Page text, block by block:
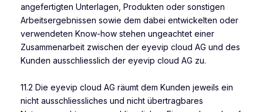
angefertigten Unterlagen, Produkten oder sonstigen
Arbeitsergebnissen sowie dem dabei entwickelten oder
verwendeten Know-how stehen ungeachtet einer
Zusammenarbeit zwischen der eyevip cloud AG und des
Kunden ausschliesslich der eyevip cloud AG zu.
11.2 Die eyevip cloud AG räumt dem Kunden jeweils ein
nicht ausschliessliches und nicht übertragbares